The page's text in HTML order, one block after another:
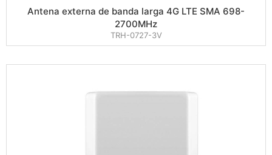
Antena externa de banda larga 4G LTE SMA 698-
2700MHz
TRH-0727-3V